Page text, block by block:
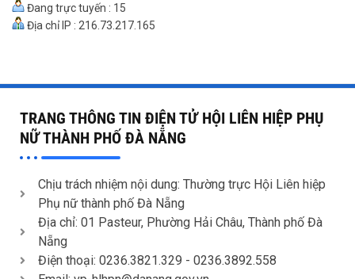
Đang trực tuyến : 15
Địa chỉ IP : 216.73.217.165
TRANG THÔNG TIN ĐIỆN TỬ HỘI LIÊN HIỆP PHỤ
NỮ THÀNH PHỐ ĐÀ NẴNG
Chịu trách nhiệm nội dung: Thường trực Hội Liên hiệp
Phụ nữ thành phố Đà Nẵng
Địa chỉ: 01 Pasteur, Phường Hải Châu, Thành phố Đà
Nẵng
Điện thoại: 0236.3821.329 - 0236.3892.558